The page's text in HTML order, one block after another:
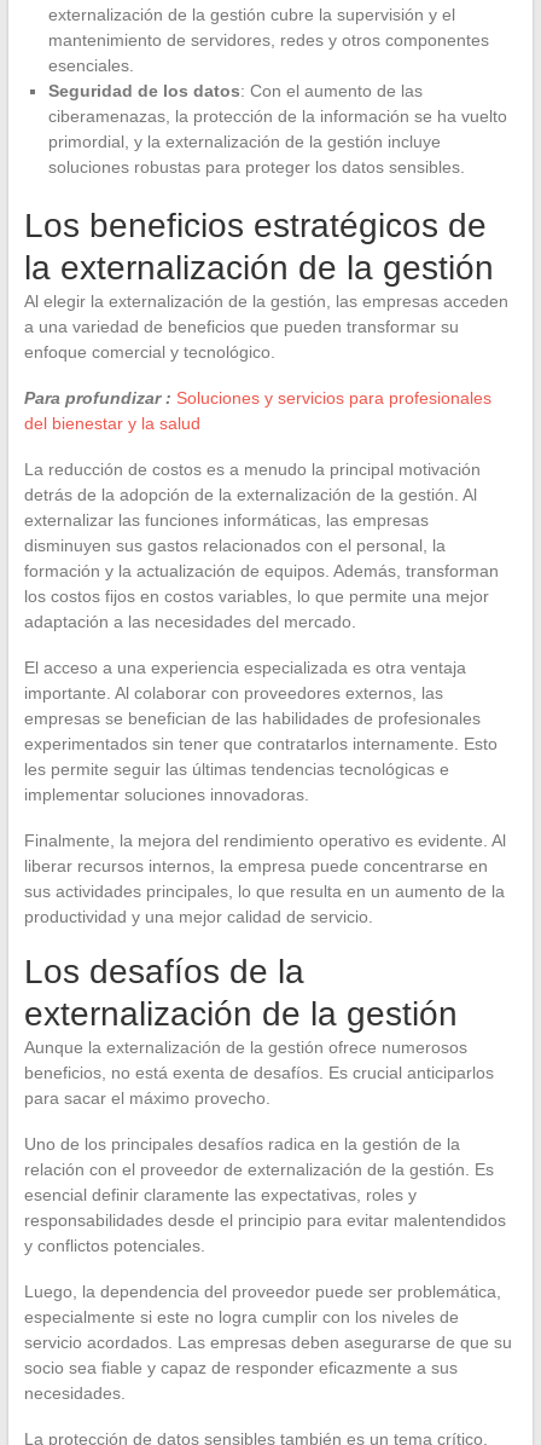
externalización de la gestión cubre la supervisión y el
mantenimiento de servidores, redes y otros componentes
esenciales.
Seguridad de los datos: Con el aumento de las
ciberamenazas, la protección de la información se ha vuelto
primordial, y la externalización de la gestión incluye
soluciones robustas para proteger los datos sensibles.
Los beneficios estratégicos de
la externalización de la gestión
Al elegir la externalización de la gestión, las empresas acceden
a una variedad de beneficios que pueden transformar su
enfoque comercial y tecnológico.
Para profundizar : Soluciones y servicios para profesionales
del bienestar y la salud
La reducción de costos es a menudo la principal motivación
detrás de la adopción de la externalización de la gestión. Al
externalizar las funciones informáticas, las empresas
disminuyen sus gastos relacionados con el personal, la
formación y la actualización de equipos. Además, transforman
los costos fijos en costos variables, lo que permite una mejor
adaptación a las necesidades del mercado.
El acceso a una experiencia especializada es otra ventaja
importante. Al colaborar con proveedores externos, las
empresas se benefician de las habilidades de profesionales
experimentados sin tener que contratarlos internamente. Esto
les permite seguir las últimas tendencias tecnológicas e
implementar soluciones innovadoras.
Finalmente, la mejora del rendimiento operativo es evidente. Al
liberar recursos internos, la empresa puede concentrarse en
sus actividades principales, lo que resulta en un aumento de la
productividad y una mejor calidad de servicio.
Los desafíos de la
externalización de la gestión
Aunque la externalización de la gestión ofrece numerosos
beneficios, no está exenta de desafíos. Es crucial anticiparlos
para sacar el máximo provecho.
Uno de los principales desafíos radica en la gestión de la
relación con el proveedor de externalización de la gestión. Es
esencial definir claramente las expectativas, roles y
responsabilidades desde el principio para evitar malentendidos
y conflictos potenciales.
Luego, la dependencia del proveedor puede ser problemática,
especialmente si este no logra cumplir con los niveles de
servicio acordados. Las empresas deben asegurarse de que su
socio sea fiable y capaz de responder eficazmente a sus
necesidades.
La protección de datos sensibles también es un tema crítico.